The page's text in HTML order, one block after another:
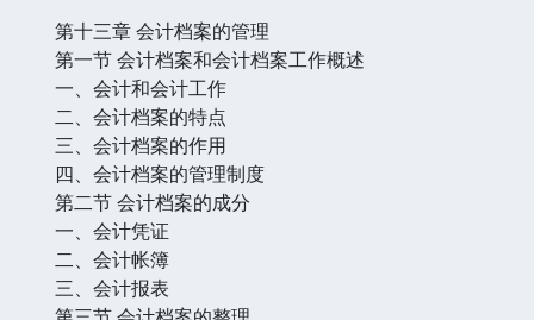
第十三章 会计档案的管理
第一节 会计档案和会计档案工作概述
一、会计和会计工作
二、会计档案的特点
三、会计档案的作用
四、会计档案的管理制度
第二节 会计档案的成分
一、会计凭证
二、会计帐簿
三、会计报表